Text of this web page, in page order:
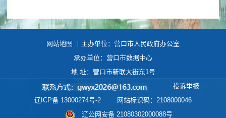
网站地图
丨主办单位：营口市人民政府办公室
承办单位：营口市数据中心
地 址：营口市新联大街东1号
投诉举报
辽ICP备 13000274号-2
网站标识码：2108000046
辽公网安备 21080302000088号